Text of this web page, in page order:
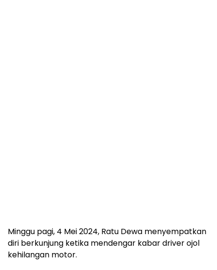
Minggu pagi, 4 Mei 2024, Ratu Dewa menyempatkan
diri berkunjung ketika mendengar kabar driver ojol
kehilangan motor.